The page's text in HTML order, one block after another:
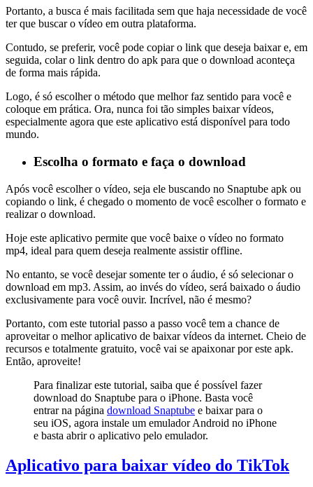
Portanto, a busca é mais facilitada sem que haja necessidade de você
ter que buscar o vídeo em outra plataforma.
Contudo, se preferir, você pode copiar o link que deseja baixar e, em
seguida, colar o link dentro do apk para que o download aconteça
de forma mais rápida.
Logo, é só escolher o método que melhor faz sentido para você e
coloque em prática. Ora, nunca foi tão simples baixar vídeos,
especialmente agora que este aplicativo está disponível para todo
mundo.
Escolha o formato e faça o download
Após você escolher o vídeo, seja ele buscando no Snaptube apk ou
copiando o link, é chegado o momento de você escolher o formato e
realizar o download.
Hoje este aplicativo permite que você baixe o vídeo no formato
mp4, ideal para quem deseja realmente assistir offline.
No entanto, se você desejar somente ter o áudio, é só selecionar o
download em mp3. Assim, ao invés do vídeo, será baixado o áudio
exclusivamente para você ouvir. Incrível, não é mesmo?
Portanto, com este tutorial passo a passo você tem a chance de
aproveitar o melhor aplicativo de baixar vídeos da internet. Cheio de
recursos e totalmente gratuito, você vai se apaixonar por este apk.
Então, aproveite!
Para finalizar este tutorial, saiba que é possível fazer
download do Snaptube para o iPhone. Basta você
entrar na página download Snaptube e baixar para o
seu iOS, agora instale um emulador Android no iPhone
e basta abrir o aplicativo pelo emulador.
Aplicativo para baixar vídeo do TikTok